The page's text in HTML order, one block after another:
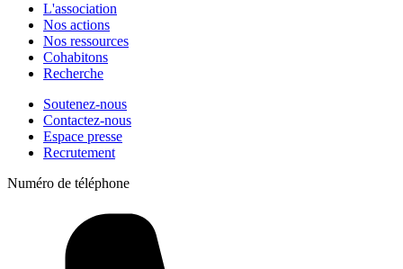
L'association
Nos actions
Nos ressources
Cohabitons
Recherche
Soutenez-nous
Contactez-nous
Espace presse
Recrutement
Numéro de téléphone